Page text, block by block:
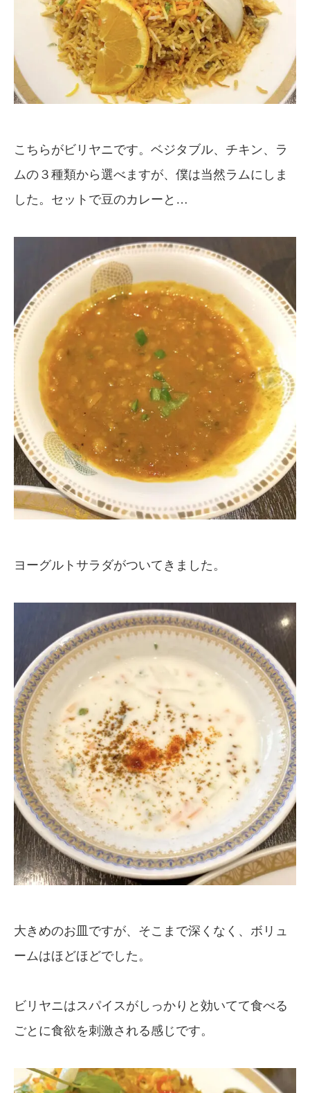
こちらがビリヤニです。ベジタブル、チキン、ラ
ムの３種類から選べますが、僕は当然ラムにしま
した。セットで豆のカレーと…
ヨーグルトサラダがついてきました。
大きめのお皿ですが、そこまで深くなく、ボリュ
ームはほどほどでした。
ビリヤニはスパイスがしっかりと効いてて食べる
ごとに食欲を刺激される感じです。